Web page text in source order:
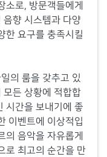
소로, 방문객들에게
향 시스템과 다양
한 요구를 충족시킬
의 룸을 갖추고 있
모든 상황에 적합합
시간을 보내기에 좋
이벤트에 이상적입
의 음악을 자유롭게
로 최고의 순간을 만